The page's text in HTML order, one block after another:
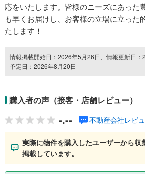
応をいたします。皆様のニーズにあった
も早くお届けし、お客様の立場に立った
たします！
情報掲載開始日：2026年5月26日、情報更新日
予定日：2026年8月20日
購入者の声（接客・店舗レビュー）
-.-- 不動産会社レビ
実際に物件を購入したユーザーから収
掲載しています。